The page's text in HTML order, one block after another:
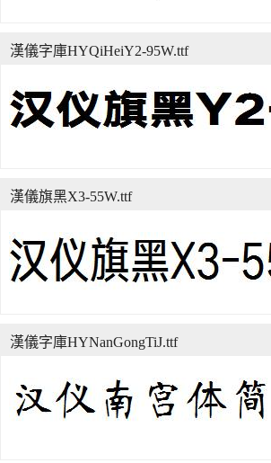
漢儀字庫HYQiHeiY2-95W.ttf
漢儀旗黑X3-55W.ttf
漢儀字庫HYNanGongTiJ.ttf